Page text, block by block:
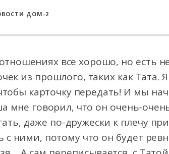
ДОМ-2
все хорошо, но есть
из прошлого, таких как Тата.
карточку передать! И мы
мне говорил, что он очень-
даже по-дружески к плечу
с ними, потому что он будет